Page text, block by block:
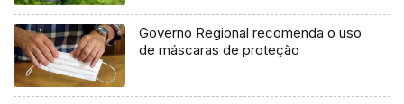
Governo Regional recomenda o uso
de máscaras de proteção